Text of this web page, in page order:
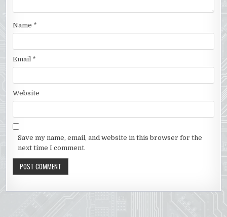
Name *
Email *
Website
Save my name, email, and website in this browser for the
next time I comment.